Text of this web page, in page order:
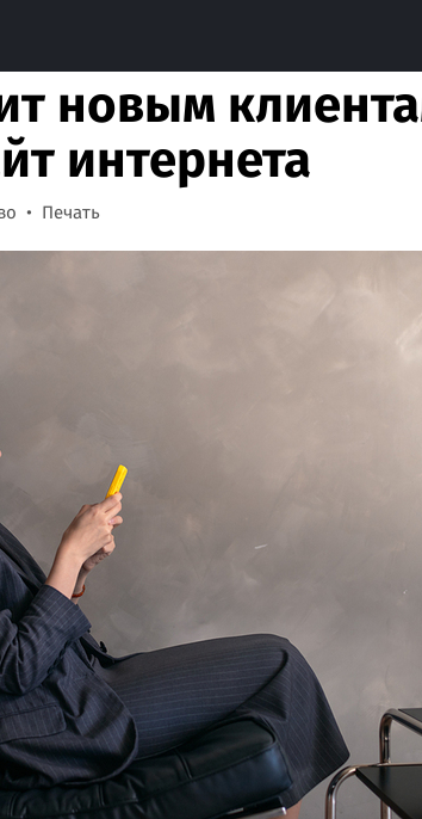
новым
интернета
Печать